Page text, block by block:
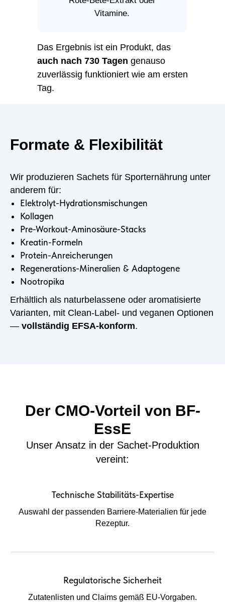
Vitamine.
Das Ergebnis ist ein Produkt, das
auch nach 730 Tagen genauso
zuverlässig funktioniert wie am ersten
Tag.
Formate & Flexibilität
Wir produzieren Sachets für Sporternährung unter
anderem für:
Elektrolyt-Hydrationsmischungen
Kollagen
Pre-Workout-Aminosäure-Stacks
Kreatin-Formeln
Protein-Anreicherungen
Regenerations-Mineralien & Adaptogene
Nootropika
Erhältlich als naturbelassene oder aromatisierte
Varianten, mit Clean-Label- und veganen Optionen
— vollständig EFSA-konform.
Der CMO-Vorteil von BF-
EssE
Unser Ansatz in der Sachet-Produktion
vereint:
Technische Stabilitäts-Expertise
Auswahl der passenden Barriere-Materialien für jede
Rezeptur.
Regulatorische Sicherheit
Zutatenlisten und Claims gemäß EU-Vorgaben.